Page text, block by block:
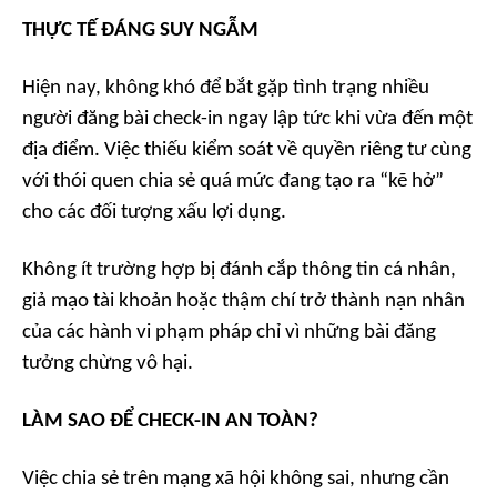
THỰC TẾ ĐÁNG SUY NGẪM
Hiện nay, không khó để bắt gặp tình trạng nhiều
người đăng bài check-in ngay lập tức khi vừa đến một
địa điểm. Việc thiếu kiểm soát về quyền riêng tư cùng
với thói quen chia sẻ quá mức đang tạo ra “kẽ hở”
cho các đối tượng xấu lợi dụng.
Không ít trường hợp bị đánh cắp thông tin cá nhân,
giả mạo tài khoản hoặc thậm chí trở thành nạn nhân
của các hành vi phạm pháp chỉ vì những bài đăng
tưởng chừng vô hại.
LÀM SAO ĐỂ CHECK-IN AN TOÀN?
Việc chia sẻ trên mạng xã hội không sai, nhưng cần